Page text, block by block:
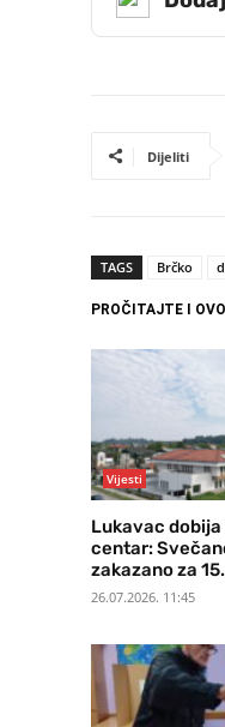
Dijeliti
TAGS Brčko
PROČITAJTE I OVO
Vijesti
Lukavac
centar:
zakazano za
26.07.2026. 11:45